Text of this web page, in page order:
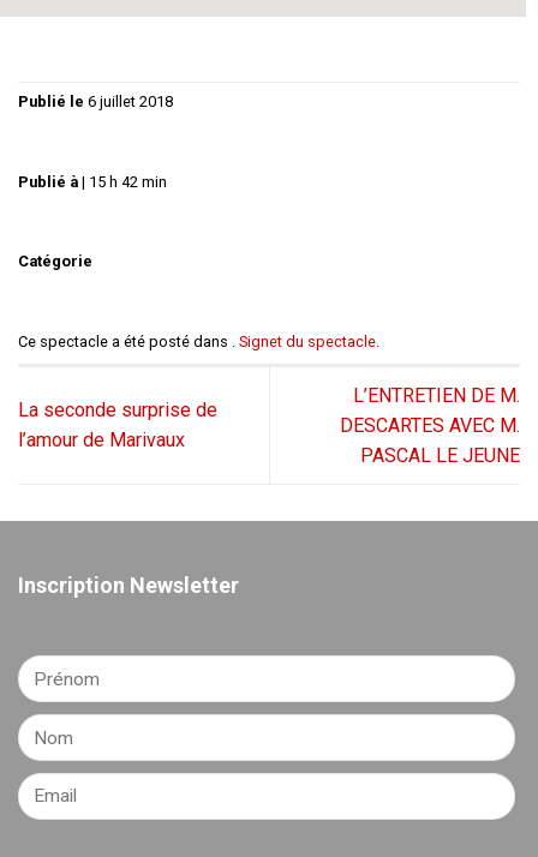
Publié le 6 juillet 2018
Publié à | 15 h 42 min
Catégorie
Ce spectacle a été posté dans . Signet du spectacle.
La seconde surprise de
l’amour de Marivaux
L’ENTRETIEN DE M.
DESCARTES AVEC M.
PASCAL LE JEUNE
Inscription Newsletter